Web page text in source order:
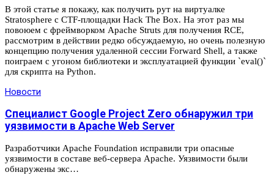
В этой статье я покажу, как получить рут на виртуалке
Stratosphere с CTF-площадки Hack The Box. На этот раз мы
повоюем с фреймворком Apache Struts для получения RCE,
рассмотрим в действии редко обсуждаемую, но очень полезную
концепцию получения удаленной сессии Forward Shell, а также
поиграем с угоном библиотеки и эксплуатацией функции `eval()`
для скрипта на Python.
Новости
Специалист Google Project Zero обнаружил три
уязвимости в Apache Web Server
Разработчики Apache Foundation исправили три опасные
уязвимости в составе веб-сервера Apache. Уязвимости были
обнаружены экс…